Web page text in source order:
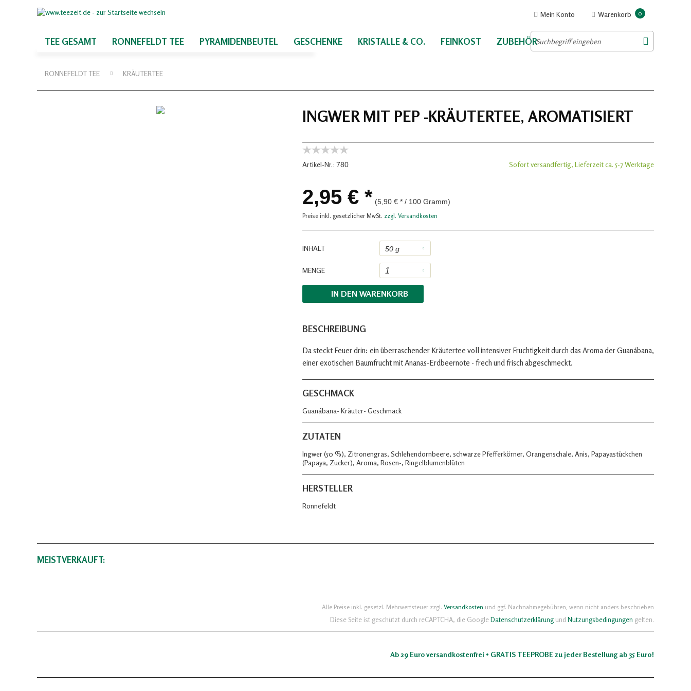
Warenkorb 0
Mein Konto
TEE GESAMT RONNEFELDT TEE PYRAMIDENBEUTEL GESCHENKE KRISTALLE & CO. FEINKOST ZUBEHÖR
RONNEFELDT TEE KRÄUTERTEE
INGWER MIT PEP -KRÄUTERTEE, AROMATISIERT
Artikel-Nr.: 780 Sofort versandfertig, Lieferzeit ca. 5-7 Werktage
2,95 € * (5,90 € * / 100 Gramm)
Preise inkl. gesetzlicher MwSt. zzgl. Versandkosten
INHALT
MENGE
IN DEN WARENKORB
BESCHREIBUNG
Da steckt Feuer drin: ein überraschender Kräutertee voll intensiver Fruchtigkeit durch das Aroma der Guanábana,
einer exotischen Baumfrucht mit Ananas-Erdbeernote - frech und frisch abgeschmeckt.
GESCHMACK
Guanábana- Kräuter- Geschmack
ZUTATEN
Ingwer (50 %), Zitronengras, Schlehendornbeere, schwarze Pfefferkörner, Orangenschale, Anis, Papayastückchen
(Papaya, Zucker), Aroma, Rosen-, Ringelblumenblüten
HERSTELLER
Ronnefeldt
MEISTVERKAUFT:
Alle Preise inkl. gesetzl. Mehrwertsteuer zzgl. Versandkosten und ggf. Nachnahmegebühren, wenn nicht anders beschrieben
Diese Seite ist geschützt durch reCAPTCHA, die GoogleDatenschutzerklärungund Nutzungsbedingungen gelten.
Ab 29 Euro versandkostenfrei • GRATIS TEEPROBE zu jeder Bestellung ab 35 Euro!